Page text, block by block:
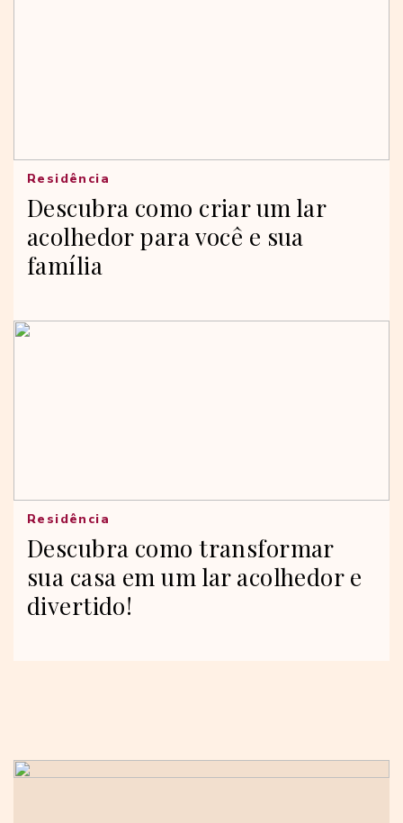
Descubra como criar um lar
acolhedor para você e sua
família
Residência
Descubra como transformar
sua casa em um lar acolhedor e
divertido!
Residência